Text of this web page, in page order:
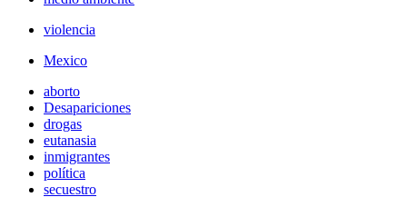
violencia
Mexico
aborto
Desapariciones
drogas
eutanasia
inmigrantes
política
secuestro